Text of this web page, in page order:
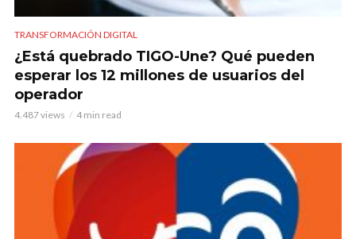
TRANSFORMACIÓN DIGITAL
¿Está quebrado TIGO-Une? Qué pueden
esperar los 12 millones de usuarios del
operador
4.487 views 4 min read